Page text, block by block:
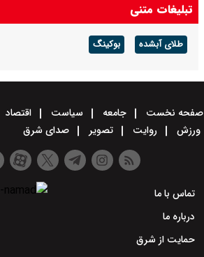
تبلیغات متنی
طلای آبشده بوکینگ
صفحه نخست جامعه سیاست اقتصاد
ورزش
روایت تصویر صدای شرق
تماس با ما
درباره ما
حمایت از شرق